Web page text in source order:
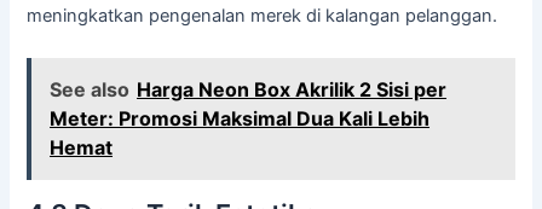
meningkatkan pengenalan merek di kalangan pelanggan.
See also Harga Neon Box Akrilik 2 Sisi per
Meter: Promosi Maksimal Dua Kali Lebih
Hemat